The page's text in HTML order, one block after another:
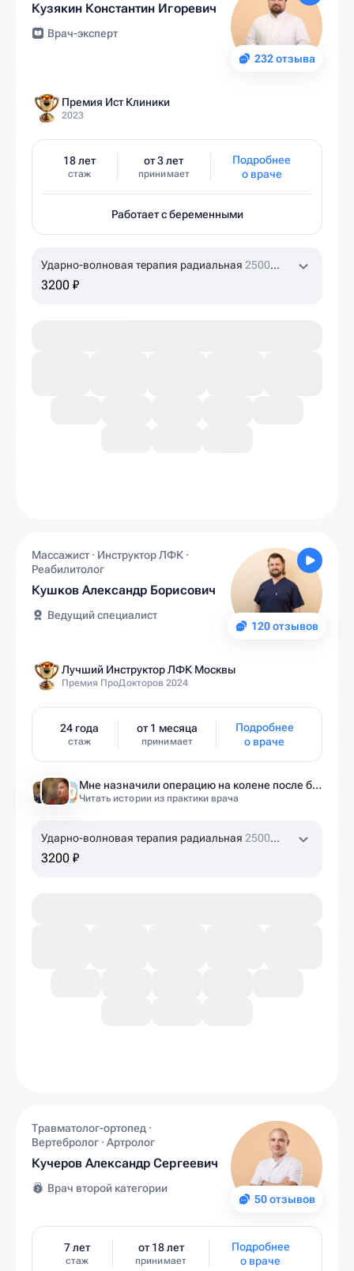
232 отзыва
Кузякин Константин Игоревич
Врач-эксперт
Премия Ист Клиники
2023
18 лет
стаж
от 3 лет
принимает
Подробнее
о враче
Работает с беременными
Ударно-волновая терапия радиальная 2500
ударов
3200 ₽
120 отзывов
Массажист · Инструктор ЛФК ·
Реабилитолог
Кушков Александр Борисович
Ведущий специалист
Лучший Инструктор ЛФК Москвы
Премия ПроДокторов 2024
24 года
стаж
от 1 месяца
принимает
Подробнее
о враче
Мне назначили операцию на колене после беременности. Оказалось — это было ошибкой
Читать истории из практики врача
Ударно-волновая терапия радиальная 2500
ударов
3200 ₽
50 отзывов
Травматолог-ортопед ·
Вертебролог · Артролог
Кучеров Александр Сергеевич
Врач второй категории
7 лет
стаж
от 18 лет
принимает
Подробнее
о враче